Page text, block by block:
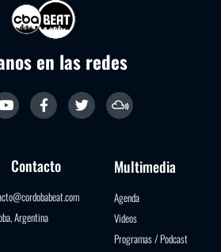
en las redes
Contacto
Argentina
Multimedia
Agenda
Videos
Programas / Podcast